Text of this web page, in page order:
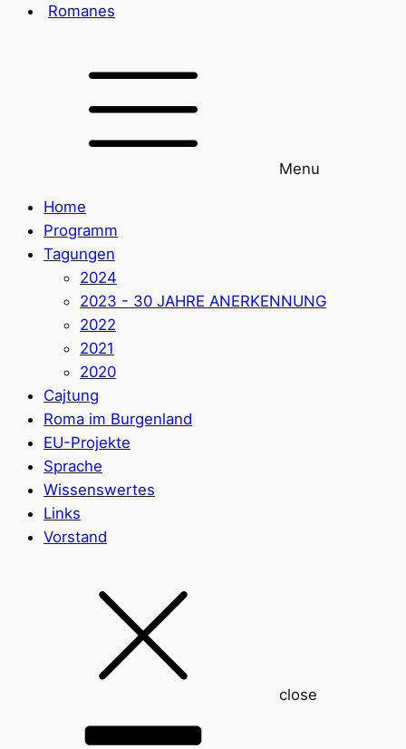
Romanes
Menu
Home
Programm
Tagungen
2024
2023 - 30 JAHRE ANERKENNUNG
2022
2021
2020
Cajtung
Roma im Burgenland
EU-Projekte
Sprache
Wissenswertes
Links
Vorstand
close